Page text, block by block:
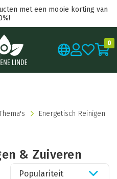
met een mooie korting van
0
Energetisch Reinigen
& Zuiveren
Populariteit